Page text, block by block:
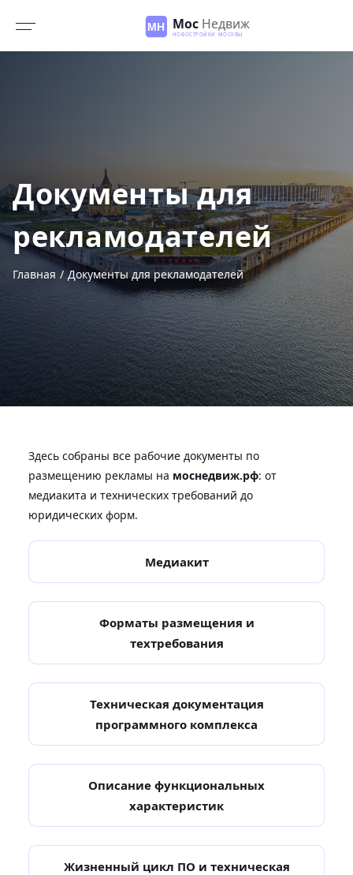
Документы для
рекламодателей
Главная Документы для рекламодателей
Здесь собраны все рабочие документы по
размещению рекламы на моснедвиж.рф: от
медиакита и технических требований до
юридических форм.
Медиакит
Форматы размещения и
техтребования
Техническая документация
программного комплекса
Описание функциональных
характеристик
Жизненный цикл ПО и техническая